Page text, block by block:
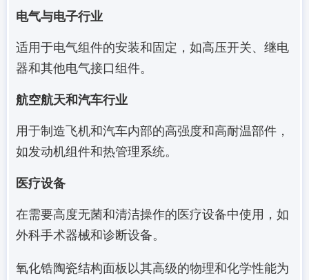
电气与电子行业
适用于电气组件的安装和固定，如高压开关、继电
器和其他电气接口组件。
航空航天和汽车行业
用于制造飞机和汽车内部的高强度和高耐温部件，
如发动机组件和热管理系统。
医疗设备
在需要高度无菌和清洁操作的医疗设备中使用，如
外科手术器械和诊断设备。
氧化锆陶瓷结构面板以其高级的物理和化学性能为